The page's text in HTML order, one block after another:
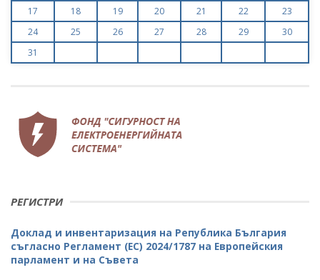
17
18 19 20 21 22
23
24
25 26 27 28 29
30
31
РЕГИСТРИ
Доклад и инвентаризация на Република България
съгласно Регламент (ЕС) 2024/1787 на Европейския
парламент и на Съвета